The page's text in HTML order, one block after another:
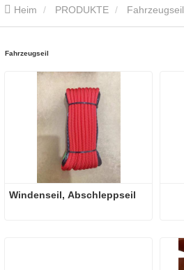
Heim PRODUKTE Fahrzeugseil
Fahrzeugseil
Windenseil, Abschleppseil